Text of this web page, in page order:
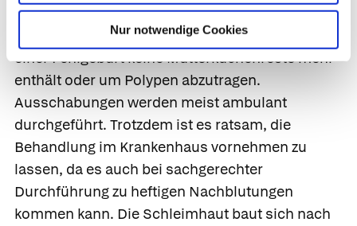
Nur notwendige Cookies
sondern auch therapeutisch durchgeführt, z. B.
um sicherzugehen, dass die Gebärmutter nach
einer Fehlgeburt keine Mutterkuchenreste mehr
enthält oder um Polypen abzutragen.
Ausschabungen werden meist ambulant
durchgeführt. Trotzdem ist es ratsam, die
Behandlung im Krankenhaus vornehmen zu
lassen, da es auch bei sachgerechter
Durchführung zu heftigen Nachblutungen
kommen kann. Die Schleimhaut baut sich nach